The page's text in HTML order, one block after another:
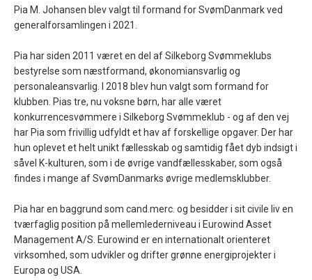
Pia M. Johansen blev valgt til formand for SvømDanmark ved
generalforsamlingen i 2021.
Pia har siden 2011 været en del af Silkeborg Svømmeklubs
bestyrelse som næstformand, økonomiansvarlig og
personaleansvarlig. I 2018 blev hun valgt som formand for
klubben. Pias tre, nu voksne børn, har alle været
konkurrencesvømmere i Silkeborg Svømmeklub - og af den vej
har Pia som frivillig udfyldt et hav af forskellige opgaver. Der har
hun oplevet et helt unikt fællesskab og samtidig fået dyb indsigt i
såvel K-kulturen, som i de øvrige vandfællesskaber, som også
findes i mange af SvømDanmarks øvrige medlemsklubber.
Pia har en baggrund som cand.merc. og besidder i sit civile liv en
tværfaglig position på mellemlederniveau i Eurowind Asset
Management A/S. Eurowind er en internationalt orienteret
virksomhed, som udvikler og drifter grønne energiprojekter i
Europa og USA.